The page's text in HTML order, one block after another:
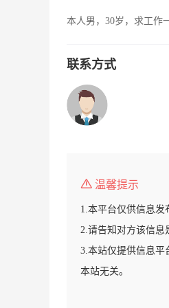
本人男，30岁，求工作
联系方式
温馨提示
1.本平台仅供信息发
2.请告知对方该信息
3.本站仅提供信息平
本站无关。